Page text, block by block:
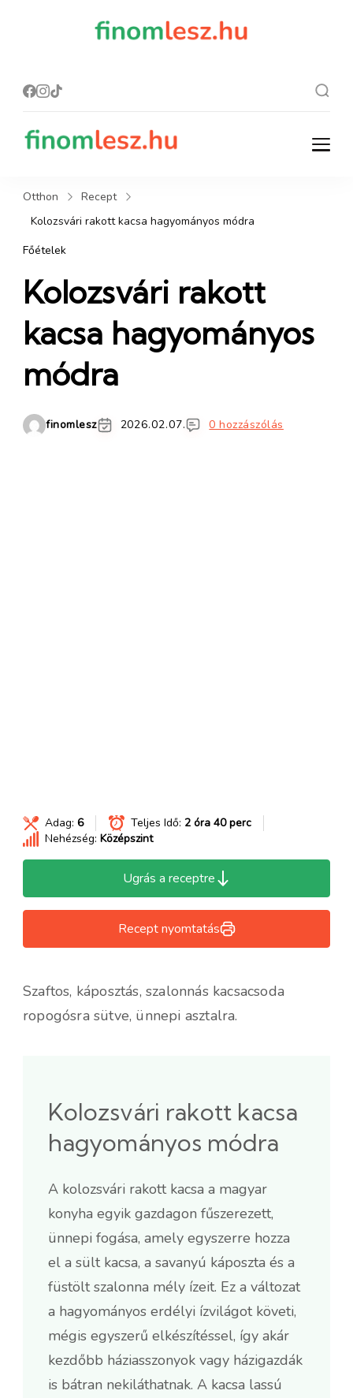
finomlesz.hu
Recept, ami finom lesz.
Otthon
Recept
Kolozsvári rakott kacsa hagyományos módra
Főételek
Kolozsvári rakott
kacsa hagyományos
módra
finomlesz 2026.02.07. 0 hozzászólás
Adag: 6 Teljes Idő: 2 óra 40 perc
Nehézség: Középszint
Ugrás a receptre
Recept nyomtatás
Szaftos, káposztás, szalonnás kacsacsoda
ropogósra sütve, ünnepi asztalra.
Kolozsvári rakott kacsa
hagyományos módra
A kolozsvári rakott kacsa a magyar
konyha egyik gazdagon fűszerezett,
ünnepi fogása, amely egyszerre hozza
el a sült kacsa, a savanyú káposzta és a
füstölt szalonna mély ízeit. Ez a változat
a hagyományos erdélyi ízvilágot követi,
mégis egyszerű elkészítéssel, így akár
kezdőbb háziasszonyok vagy házigazdák
is bátran nekiláthatnak. A kacsa lassú